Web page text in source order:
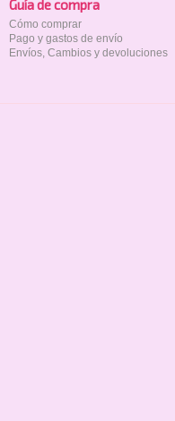
Guía de compra
Cómo comprar
Pago y gastos de envío
Envíos, Cambios y devoluciones